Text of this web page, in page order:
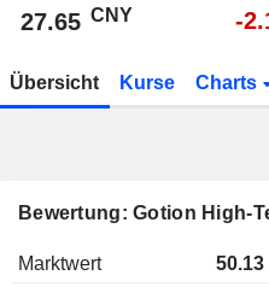
27.65 CNY -
Übersicht Kurse Charts
Bewertung: Gotion High-
Marktwert 50.13